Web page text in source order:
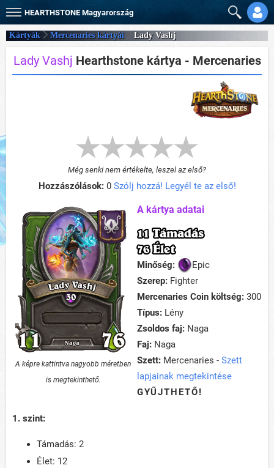
HEARTHSTONE Magyarország
Kártyák Mercenaries kártyái Lady Vashj
Lady Vashj Hearthstone kártya - Mercenaries
Még senki nem értékelte, leszel az első?
Hozzászólások:0 Szólj hozzá! Legyél te az első!
A képre kattintva nagyobb méretben
is megtekinthető.
A kártya adatai
11 Támadás
76 Élet
Minőség:
Epic
Szerep: Fighter
Mercenaries Coin költség: 300
Típus: Lény
Zsoldos faj: Naga
Faj: Naga
Szett: Mercenaries - Szett
lapjainak megtekintése
GYŰJTHETŐ!
1. szint:
Támadás: 2
Élet: 12